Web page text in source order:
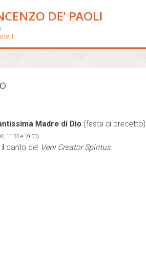
DE' PAOLI
Madre di Dio (festa di
11:30 e 19:00).
canto del Veni Creator Spiritus.